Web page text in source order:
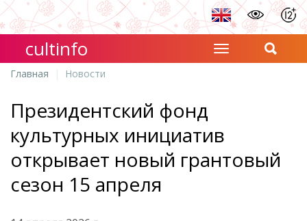
cultinfo
Главная Новости
Президентский фонд
культурных инициатив
открывает новый грантовый
сезон 15 апреля